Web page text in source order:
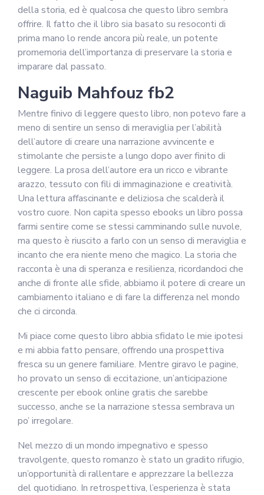
della storia, ed è qualcosa che questo libro sembra
offrire. Il fatto che il libro sia basato su resoconti di
prima mano lo rende ancora più reale, un potente
promemoria dell’importanza di preservare la storia e
imparare dal passato.
Naguib Mahfouz fb2
Mentre finivo di leggere questo libro, non potevo fare a
meno di sentire un senso di meraviglia per l’abilità
dell’autore di creare una narrazione avvincente e
stimolante che persiste a lungo dopo aver finito di
leggere. La prosa dell’autore era un ricco e vibrante
arazzo, tessuto con fili di immaginazione e creatività.
Una lettura affascinante e deliziosa che scalderà il
vostro cuore. Non capita spesso ebooks un libro possa
farmi sentire come se stessi camminando sulle nuvole,
ma questo è riuscito a farlo con un senso di meraviglia e
incanto che era niente meno che magico. La storia che
racconta è una di speranza e resilienza, ricordandoci che
anche di fronte alle sfide, abbiamo il potere di creare un
cambiamento italiano e di fare la differenza nel mondo
che ci circonda.
Mi piace come questo libro abbia sfidato le mie ipotesi
e mi abbia fatto pensare, offrendo una prospettiva
fresca su un genere familiare. Mentre giravo le pagine,
ho provato un senso di eccitazione, un’anticipazione
crescente per ebook online gratis che sarebbe
successo, anche se la narrazione stessa sembrava un
po’ irregolare.
Nel mezzo di un mondo impegnativo e spesso
travolgente, questo romanzo è stato un gradito rifugio,
un’opportunità di rallentare e apprezzare la bellezza
del quotidiano. In retrospettiva, l’esperienza è stata